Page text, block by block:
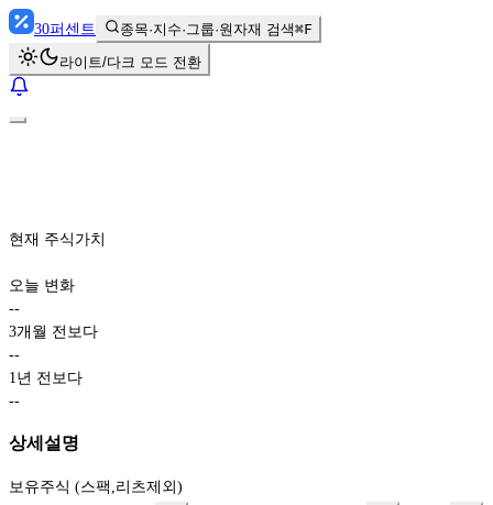
30퍼센트 종목·지수·그룹·원자재 검색⌘F
라이트/다크 모드 전환
현재 주식가치
오늘 변화
--
3개월 전보다
--
1년 전보다
--
상세설명
보유주식 (스팩,리츠제외)